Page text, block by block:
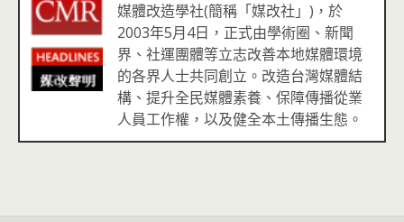
媒體改造學社(簡稱「媒改社」)，於
2003年5月4日，正式由學術圈、新聞
界、社運團體等立志改善本地媒體環境
的各界人士共同創立。改造台灣媒體結
構、提升全民媒體素養、保障傳播從業
人員工作權，以及健全本土傳播生態。